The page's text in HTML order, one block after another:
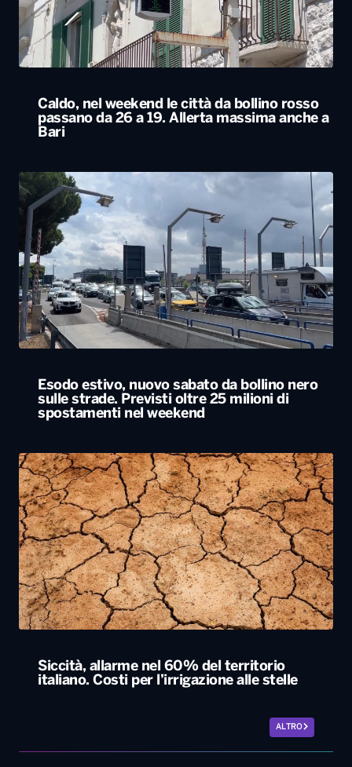
Caldo, nel weekend le città da bollino rosso
passano da 26 a 19. Allerta massima anche a
Bari
Esodo estivo, nuovo sabato da bollino nero
sulle strade. Previsti oltre 25 milioni di
spostamenti nel weekend
Siccità, allarme nel 60% del territorio
italiano. Costi per l’irrigazione alle stelle
ALTRO